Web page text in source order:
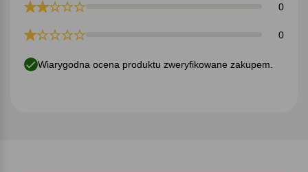
0
0
Wiarygodna ocena produktu zweryfikowane zakupem.